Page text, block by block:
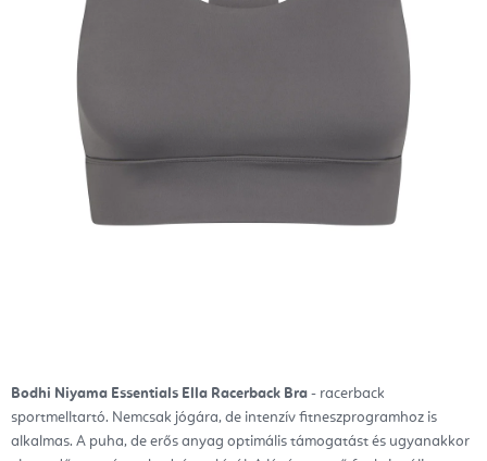
Bodhi Niyama Essentials Ella Racerback Bra - racerback
sportmelltartó. Nemcsak jógára, de intenzív fitneszprogramhoz is
alkalmas. A puha, de erős anyag optimális támogatást és ugyanakkor